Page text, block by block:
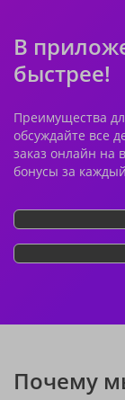
В
быстрее!
Преимущества
обсуждайте все
заказ онлайн на
бонусы за
Почему